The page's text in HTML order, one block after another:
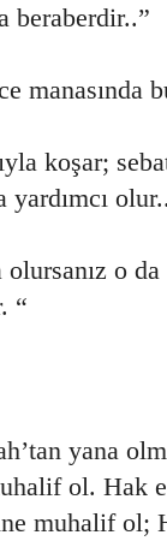
beraberdir..”
manasında
koşar;
yardımcı
o da
“
yana
ol. Hak
muhalif